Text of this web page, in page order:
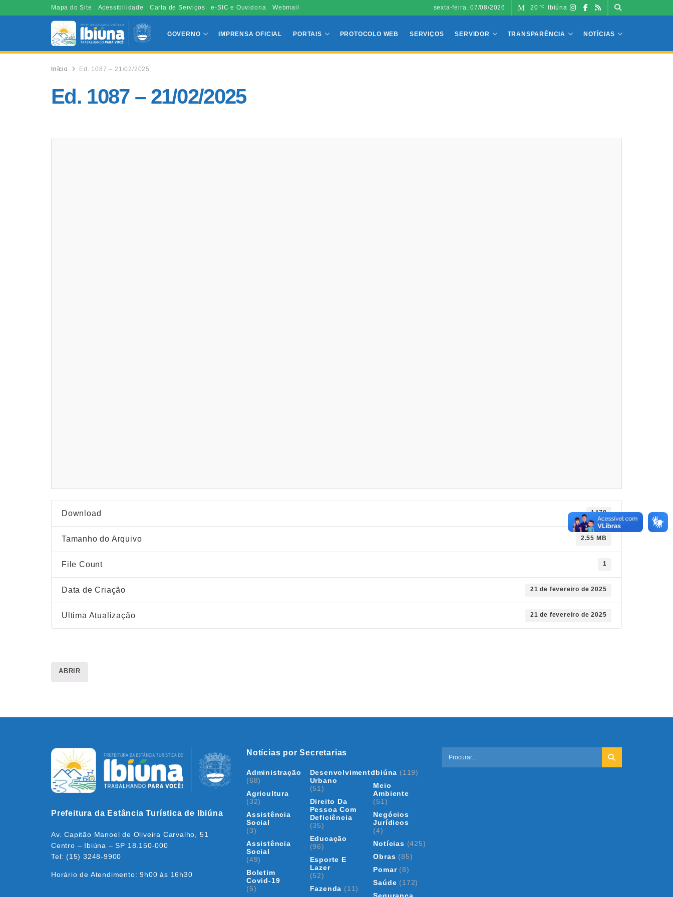
Mapa do Site Acessibilidade Carta de Serviços e-SIC e Ouvidoria Webmail sexta-feira, 07/08/2026 20 °C Ibiúna
GOVERNO IMPRENSA OFICIAL PORTAIS PROTOCOLO WEB SERVIÇOS SERVIDOR TRANSPARÊNCIA NOTÍCIAS
Início Ed. 1087 – 21/02/2025
Ed. 1087 – 21/02/2025
Download 1478
Tamanho do Arquivo 2.55 MB
File Count 1
Data de Criação 21 de fevereiro de 2025
Ultima Atualização 21 de fevereiro de 2025
ABRIR
Prefeitura da Estância Turística de Ibiúna
Av. Capitão Manoel de Oliveira Carvalho, 51
Centro – Ibiúna – SP 18.150-000
Tel: (15) 3248-9900
Horário de Atendimento: 9h00 às 16h30
Notícias por Secretarias
Administração
(68)
Agricultura
(32)
Assistência
Social
(3)
Assistência
Social
(49)
Boletim
Covid-19
(5)
Desenvolvimento
Urbano
(51)
Direito Da
Pessoa Com
Deficiência
(35)
Educação
(96)
Esporte E
Lazer
(52)
Fazenda (11)
Ibiúna (119)
Meio
Ambiente
(51)
Negócios
Jurídicos
(4)
Notícias (425)
Obras (85)
Pomar(8)
Saúde (172)